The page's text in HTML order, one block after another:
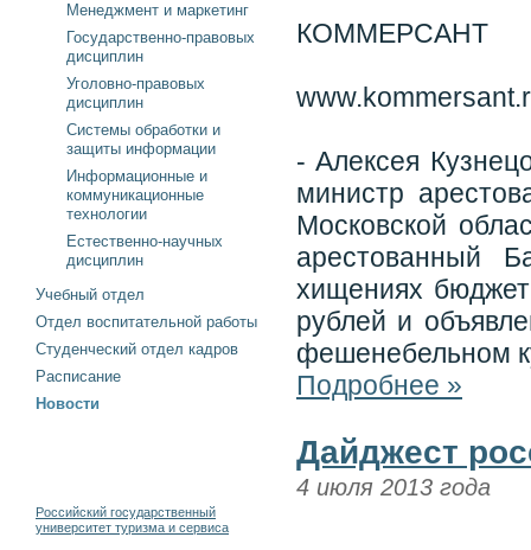
КОММЕРСАНТ
- Алексея
министр
Московской
арестованный
хищениях
рублей и
фешенебельном
Подробнее »
Дайджест
4 июля 2013 года
Менеджмент и маркетинг
Государственно-правовых
дисциплин
Уголовно-правовых
дисциплин
Системы обработки и
защиты информации
Информационные и
коммуникационные
технологии
Естественно-научных
дисциплин
Учебный отдел
Отдел воспитательной работы
Студенческий отдел кадров
Расписание
Новости
Российский государственный
университет туризма и сервиса